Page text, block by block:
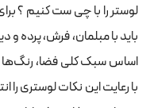
لوستر را با چی ست کنیم ؟
باید با مبلمان، فرش، پرده و
اساس سبک کلی فضا، رنگ‌ها
با رعایت این نکات لوستری